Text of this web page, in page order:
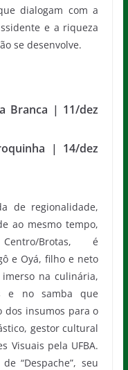
dialogam com a
e a riqueza
se desenvolve.
Branca | 11/dez
| 14/dez
de regionalidade,
ao mesmo tempo,
Brotas, é
e Oyá, filho e neto
na culinária,
e no samba que
dos insumos para o
gestor cultural
Visuais pela UFBA.
“Despache”, seu